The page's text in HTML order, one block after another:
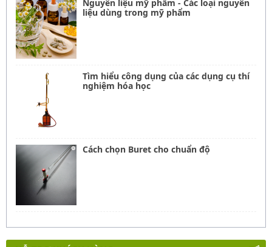
Nguyên liệu mỹ phẩm - Các loại nguyên
liệu dùng trong mỹ phẩm
Tìm hiểu công dụng của các dụng cụ thí
nghiệm hóa học
Cách chọn Buret cho chuẩn độ